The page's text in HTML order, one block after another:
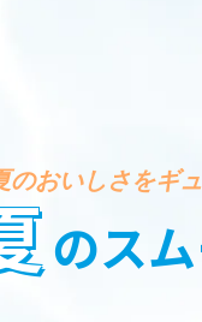
のおいしさをギ
のス